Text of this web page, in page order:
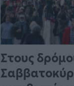
Στους